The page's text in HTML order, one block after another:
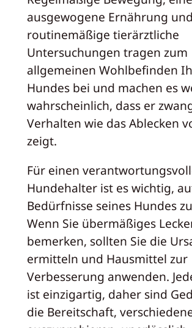
ausgewogene Ernährung und
routinemäßige tierärztliche
Untersuchungen tragen zum
allgemeinen Wohlbefinden
Hundes bei und machen es
wahrscheinlich, dass er
Verhalten wie das Ablecken
zeigt.
Für einen
Hundehalter ist es wichtig,
Bedürfnisse seines Hundes
Wenn Sie übermäßiges
bemerken, sollten Sie die
ermitteln und Hausmittel zur
Verbesserung anwenden.
ist einzigartig, daher sind
die Bereitschaft,